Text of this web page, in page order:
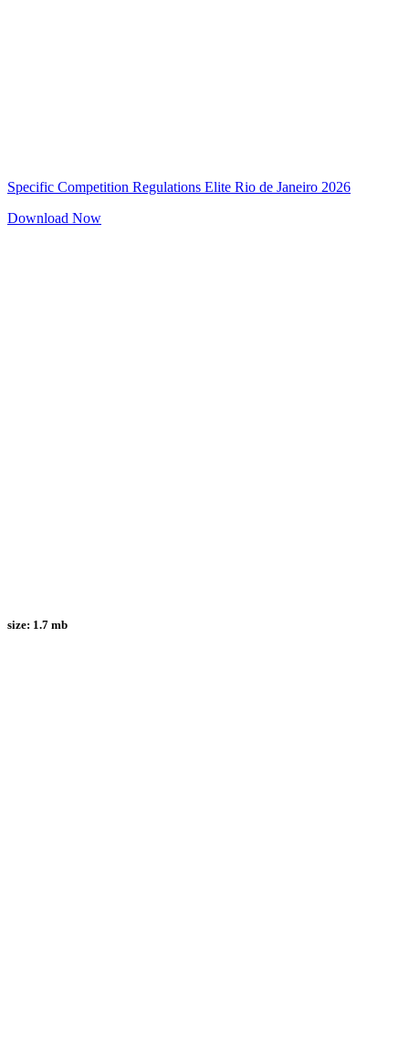
Specific Competition Regulations Elite Rio de Janeiro 2026
Download Now
size: 1.7 mb